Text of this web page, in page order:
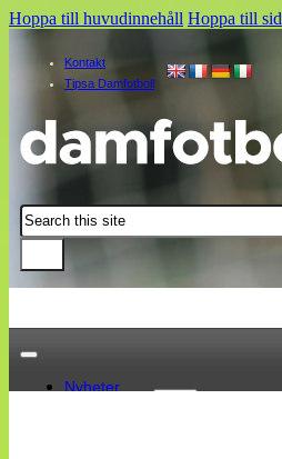
Hoppa till huvudinnehåll Hoppa till
Kontakt
Tipsa Damfotboll
Sök
Nyheter